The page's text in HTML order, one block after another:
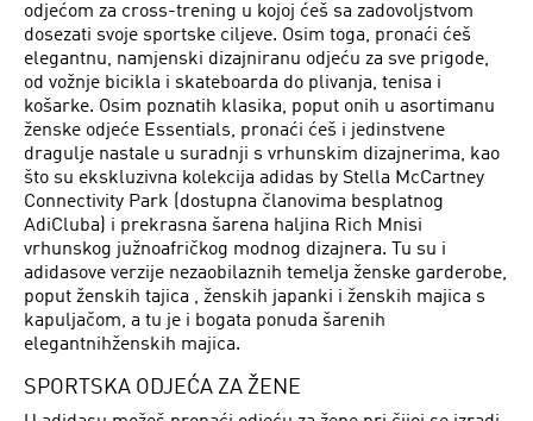
odjećom za cross-trening u kojoj ćeš sa zadovoljstvom
dosezati svoje sportske ciljeve. Osim toga, pronaći ćeš
elegantnu, namjenski dizajniranu odjeću za sve prigode,
od vožnje bicikla i skateboarda do plivanja, tenisa i
košarke. Osim poznatih klasika, poput onih u asortimanu
ženske odjeće Essentials, pronaći ćeš i jedinstvene
dragulje nastale u suradnji s vrhunskim dizajnerima, kao
što su ekskluzivna kolekcija adidas by Stella McCartney
Connectivity Park (dostupna članovima besplatnog
AdiCluba) i prekrasna šarena haljina Rich Mnisi
vrhunskog južnoafričkog modnog dizajnera. Tu su i
adidasove verzije nezaobilaznih temelja ženske garderobe,
poput ženskih tajica , ženskih japanki i ženskih majica s
kapuljačom, a tu je i bogata ponuda šarenih
elegantnihženskih majica.
SPORTSKA ODJEĆA ZA ŽENE